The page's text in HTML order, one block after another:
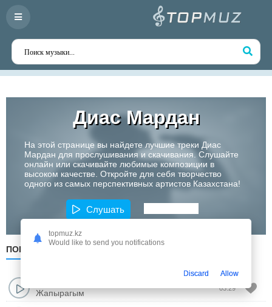
Диас Мардан
На этой странице вы найдете лучшие треки Диас
Мардан для прослушивания и скачивания. Слушайте
онлайн или скачивайте любимые композиции в
высоком качестве. Откройте для себя творчество
одного из самых перспективных артистов Казахстана!
Слушать
ПОПУЛЯРНЫЕ ПО ДАТЕ
Жапырагым
03:29
topmuz.kz
Would like to send you notifications
Discard Allow